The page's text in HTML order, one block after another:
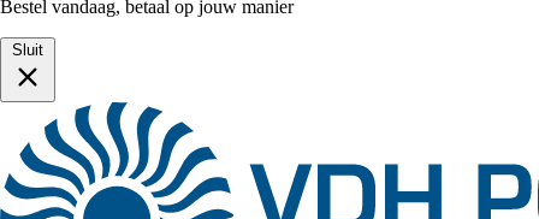
Bestel vandaag, betaal op jouw manier
Sluit